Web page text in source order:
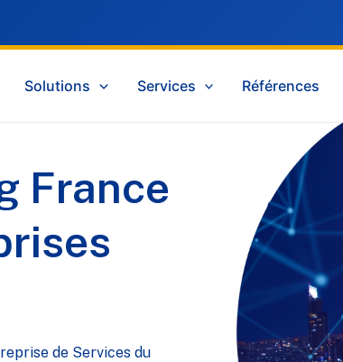
Solutions Services Références
France
de Services du